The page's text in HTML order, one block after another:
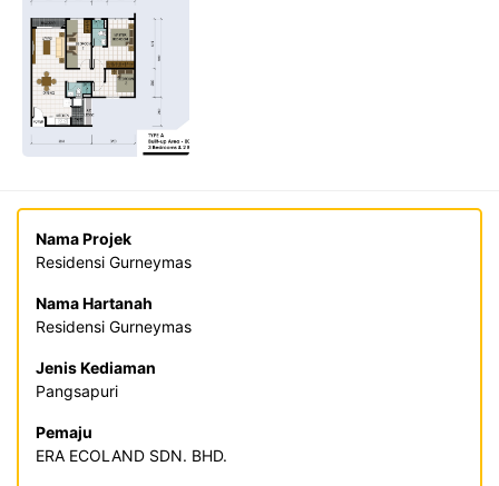
Nama Projek
Residensi Gurneymas
Nama Hartanah
Residensi Gurneymas
Jenis Kediaman
Pangsapuri
Pemaju
ERA ECOLAND SDN. BHD.